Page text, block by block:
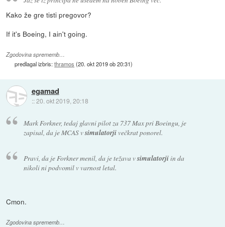
Kako že gre tisti pregovor?
If it's Boeing, I ain't going.
Zgodovina sprememb…
predlagal izbris:thramos (20. okt 2019 ob 20:31)
egamad
::20. okt 2019, 20:18
Mark Forkner, tedaj glavni pilot za 737 Max pri Boeingu, je
zapisal, da je MCAS vsimulatorjivečkrat ponorel.
Pravi, da je Forkner menil, da je težava vsimulatorjiin da
nikoli ni podvomil v varnost letal.
Cmon.
Zgodovina sprememb…